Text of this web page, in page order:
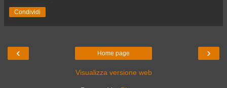
Condividi
‹ ›
Home page
Visualizza versione web